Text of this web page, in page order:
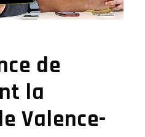
de
la
Valence-